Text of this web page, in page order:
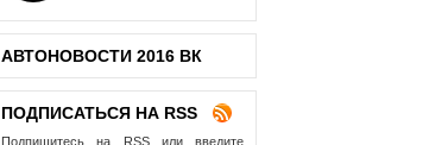
АВТОНОВОСТИ 2016 ВК
ПОДПИСАТЬСЯ НА RSS
Подпишитесь на RSS или введите